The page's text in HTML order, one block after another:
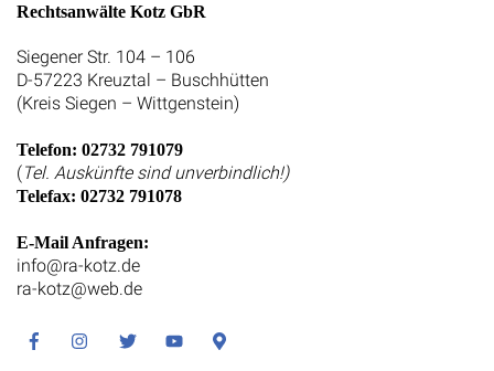
Rechtsanwälte Kotz GbR
Siegener Str. 104 – 106
D-57223 Kreuztal – Buschhütten
(Kreis Siegen – Wittgenstein)
Telefon: 02732 791079
(Tel. Auskünfte sind unverbindlich!)
Telefax: 02732 791078
E-Mail Anfragen:
info@ra-kotz.de
ra-kotz@web.de
FacebookInstagramTwitter YoutubeGoogle